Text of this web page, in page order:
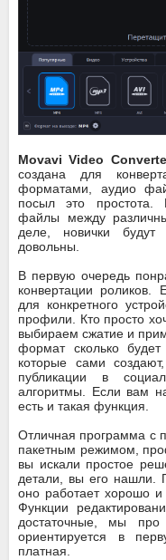
Movavi Video
создана для
форматами, аудио
посыл это простота.
файлы между
деле, новички
довольны.
В первую очередь
конвертации роликов.
для конкретного
профили. Кто просто
выбираем сжатие и
формат сколько
которые сами
публикации в
алгоритмы. Если вам
есть и такая функция.
Отличная программа с
пакетным режимом,
вы искали простое
детали, вы его нашли.
оно работает хорошо и
Функции
достаточные, мы
ориентируется в
платная.